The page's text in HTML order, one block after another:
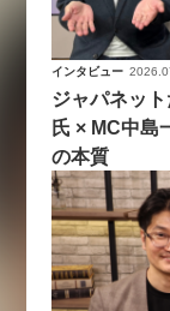
インタビュー
ジャパネッ
氏 × MC中島
の本質